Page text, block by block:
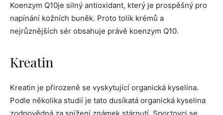
Koenzym Q10je silný antioxidant, který je prospěšný pro
napínání kožních buněk. Proto tolik krémů a
nejrůznějších sér obsahuje právě koenzym Q10.
Kreatin
Kreatin je přirozeně se vyskytující organická kyselina.
Podle několika studií je tato dusíkatá organická kyselina